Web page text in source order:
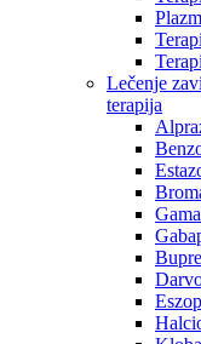
Lečenje
terapija